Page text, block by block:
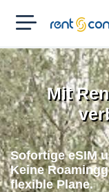
RENT'N
CONNECT
Mit
Sofortige eSIM
Keine
flexible Plane.